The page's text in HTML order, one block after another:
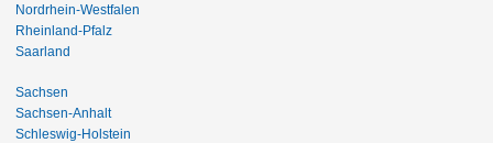
Nordrhein-Westfalen
Rheinland-Pfalz
Saarland
Sachsen
Sachsen-Anhalt
Schleswig-Holstein